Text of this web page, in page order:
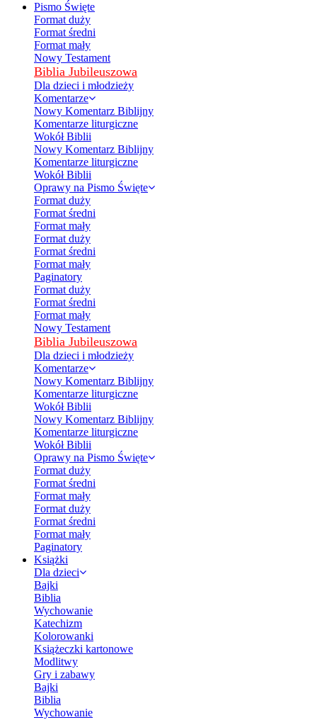
Pismo Święte
Format duży
Format średni
Format mały
Nowy Testament
Biblia Jubileuszowa
Dla dzieci i młodzieży
Komentarze
Nowy Komentarz Biblijny
Komentarze liturgiczne
Wokół Biblii
Nowy Komentarz Biblijny
Komentarze liturgiczne
Wokół Biblii
Oprawy na Pismo Święte
Format duży
Format średni
Format mały
Format duży
Format średni
Format mały
Paginatory
Format duży
Format średni
Format mały
Nowy Testament
Biblia Jubileuszowa
Dla dzieci i młodzieży
Komentarze
Nowy Komentarz Biblijny
Komentarze liturgiczne
Wokół Biblii
Nowy Komentarz Biblijny
Komentarze liturgiczne
Wokół Biblii
Oprawy na Pismo Święte
Format duży
Format średni
Format mały
Format duży
Format średni
Format mały
Paginatory
Książki
Dla dzieci
Bajki
Biblia
Wychowanie
Katechizm
Kolorowanki
Książeczki kartonowe
Modlitwy
Gry i zabawy
Bajki
Biblia
Wychowanie